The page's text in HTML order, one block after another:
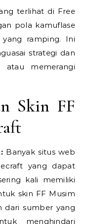
terlihat di Free
pola kamuflase
ramping. Ini
strategi dan
atau memerangi
Skin FF
Banyak situs web
yang dapat
kali memiliki
skin FF Musim
dari sumber yang
menghindari